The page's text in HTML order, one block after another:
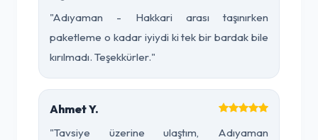
"Adıyaman - Hakkari arası taşınırken
paketleme o kadar iyiydi ki tek bir bardak bile
kırılmadı. Teşekkürler."
Ahmet Y.
"Tavsiye üzerine ulaştım, Adıyaman